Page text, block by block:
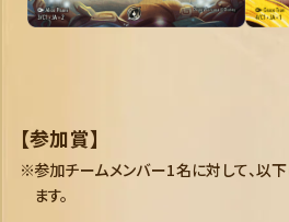
【参加賞】
参加チームメンバー1名に対して、以
ます。